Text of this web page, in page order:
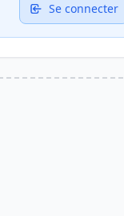
Se connecter